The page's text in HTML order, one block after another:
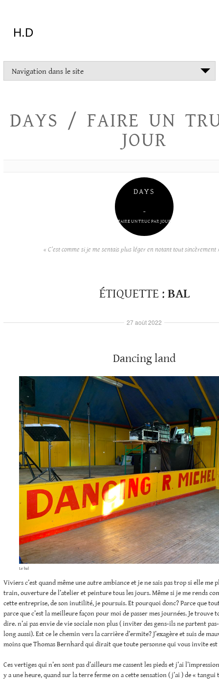
H.D
tout
essayer
Navigation dans le site
DAYS / FAIRE UN
JOUR
DAYS
–
FAIRE UN TRUC PAR JOUR
« C’est comme si je me sentais plus léger en notant tout sincèrement
ÉTIQUETTE : BAL
Dancing land
Le bal
Viviers c’est quand même une autre ambiance et je ne sais pas trop si elle me
train, ouverture de l’atelier et peinture tous les jours. Même si je me rends
cette entreprise, de son inutilité, je poursuis. Et pourquoi donc? Parce que
parce que c’est la meilleure façon pour moi de passer mes journées. Je
dire. n’ai pas envie de vie sociale non plus ( inviter des gens-ils ne partent
long aussi). Est ce le chemin vers la carrière d’ermite? J’exagère et suis de
moins que Thomas Bernhard qui dirait que toute personne qui vous invite est
Ces vertiges qui n’en sont pas d’ailleurs me cassent les pieds et j’ai
y a une heure, quand sur la terre ferme on a cette sensation ( j’ai ) de « tangui
27 août 2022